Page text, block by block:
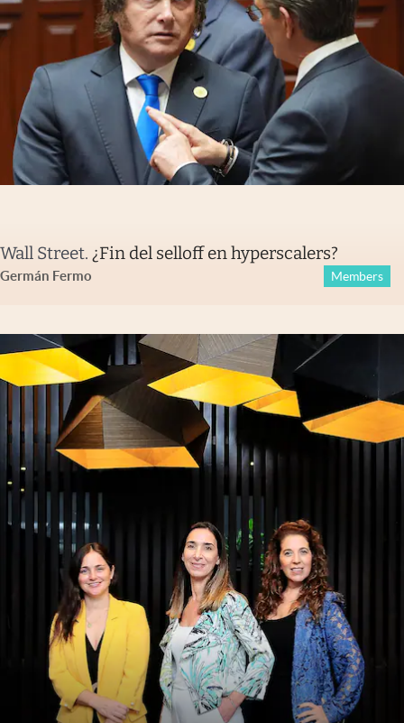
Wall Street. ¿Fin del selloff en hyperscalers?
Germán Fermo Members